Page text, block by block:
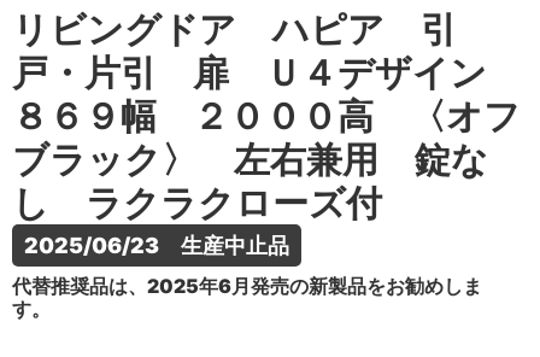
リビングドア ハピア 引
戸・片引 扉 Ｕ４デザイン
８６９幅 ２０００高 〈オフ
ブラック〉 左右兼用 錠な
し ラクラクローズ付
2025/06/23　生産中止品
代替推奨品は、2025年6月発売の新製品をお勧めしま
す。